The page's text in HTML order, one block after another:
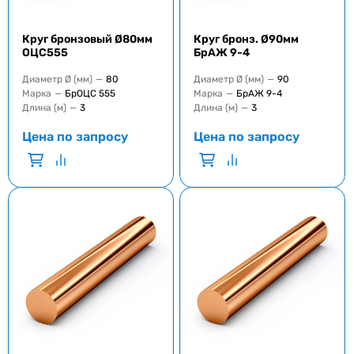
Круг бронзовый Ø80мм
ОЦС555
Диаметр Ø (мм) — 80
Марка — БрОЦС 555
Длина (м) — 3
Цена по запросу
Круг бронз. Ø90мм
БрАЖ 9-4
Диаметр Ø (мм) — 90
Марка — БрАЖ 9-4
Длина (м) — 3
Цена по запросу